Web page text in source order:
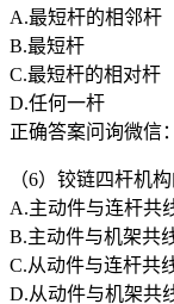
A.最短杆的相邻杆
B.最短杆
C.最短杆的相对杆
D.任何一杆
正确答案问询微信
（6）铰链四杆机
A.主动件与连杆共
B.主动件与机架共
C.从动件与连杆共
D.从动件与机架共